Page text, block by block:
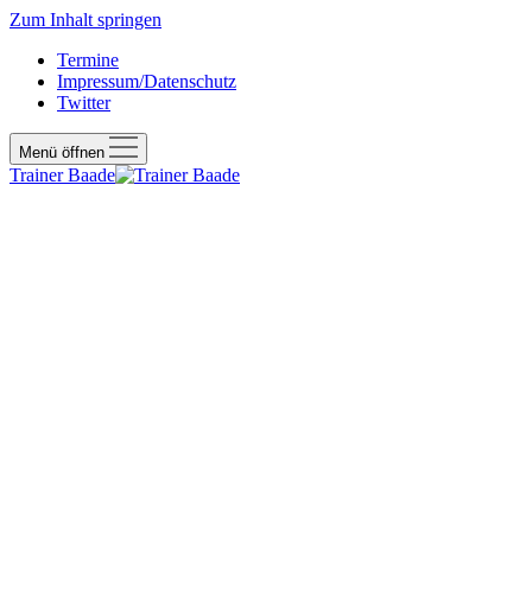
Zum Inhalt springen
Termine
Impressum/Datenschutz
Twitter
Menü öffnen
Trainer Baade